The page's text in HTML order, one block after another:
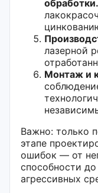
обработки.
лазерной
Монтаж и
Важно: только
этапе
ошибок — от
способности
агрессивных